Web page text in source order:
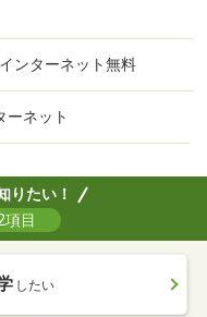
ンターネット無料
ーネット
りたい！
目
したい